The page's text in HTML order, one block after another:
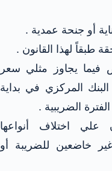
أو جنحة عمدية .
فيما يجاوز مثلي سعر
المركزي في بداية
الضريبية .
علي اختلاف أنواعها
خاضعين للضريبة أو